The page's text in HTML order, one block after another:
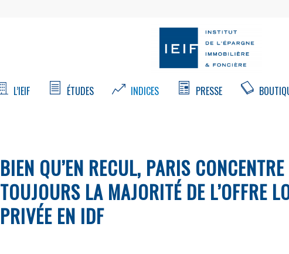
L’IEIF ÉTUDES INDICES PRESSE
BIEN QU’EN RECUL, PARIS CONCENTRE
TOUJOURS LA MAJORITÉ DE L’OFFRE
PRIVÉE EN IDF